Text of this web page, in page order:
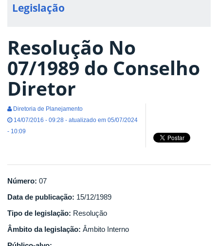
Legislação
Resolução No
07/1989 do Conselho
Diretor
Diretoria de Planejamento
14/07/2016 - 09:28 - atualizado em 05/07/2024
- 10:09
Número: 07
Data de publicação: 15/12/1989
Tipo de legislação: Resolução
Âmbito da legislação: Âmbito Interno